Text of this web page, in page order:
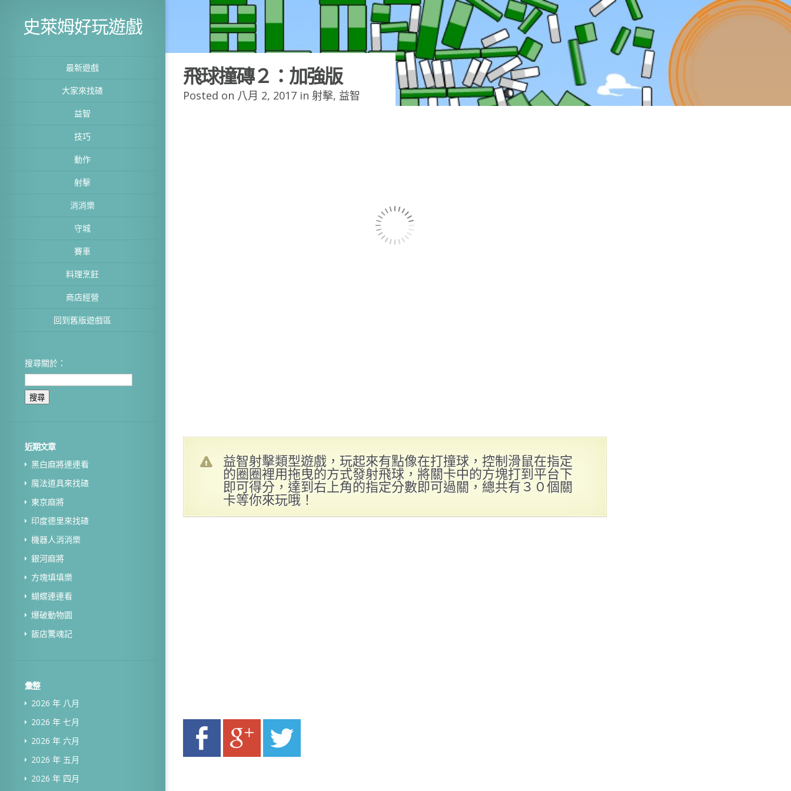
史萊姆好玩遊戲
最新遊戲
大家來找碴
益智
技巧
動作
射擊
消消樂
守城
賽車
料理烹飪
商店經營
回到舊版遊戲區
搜尋關於：
近期文章
黑白麻將連連看
魔法道具來找碴
東京麻將
印度德里來找碴
機器人消消樂
銀河麻將
方塊填填樂
蝴蝶連連看
爆破動物園
飯店驚魂記
彙整
2026 年 八月
2026 年 七月
2026 年 六月
2026 年 五月
2026 年 四月
飛球撞磚２：加強版
Posted on 八月 2, 2017 in 射擊, 益智
益智射擊類型遊戲，玩起來有點像在打撞球，控制滑鼠在指定
的圈圈裡用拖曳的方式發射飛球，將關卡中的方塊打到平台下
即可得分，達到右上角的指定分數即可過關，總共有３０個關
卡等你來玩哦！